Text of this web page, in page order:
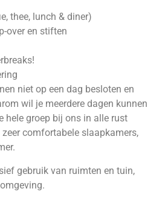
thee, lunch & diner)
over en stiften
niet op een dag besloten en
wil je meerdere dagen kunnen
hele groep bij ons in alle rust
comfortabele slaapkamers,
gebruik van ruimten en tuin,